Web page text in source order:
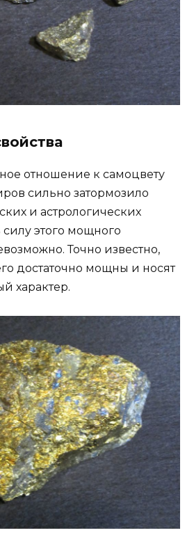
отношение к самоцвету
сильно затормозило
и астрологических
этого мощного
Точно известно,
достаточно мощны и носят
характер.